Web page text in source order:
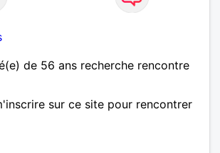
de 56 ans recherche rencontre
sur ce site pour rencontrer